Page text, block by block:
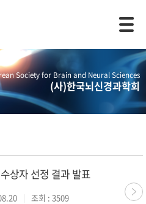
Society for Brain and Neural Sciences
(사)한국뇌신경과학회
상자 선정 결과 발표
조회 : 3509